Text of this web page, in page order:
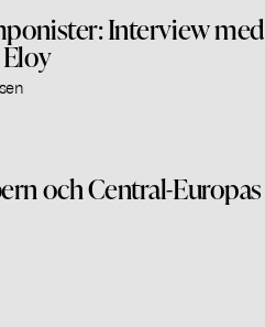
Interview med
och Central-Europas